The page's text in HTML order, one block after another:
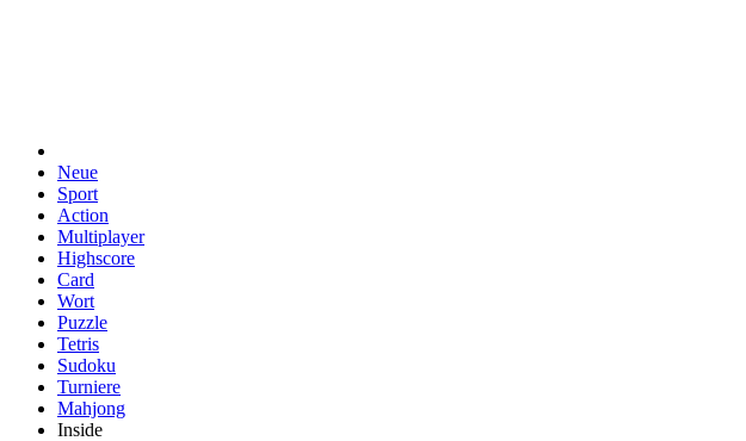
Neue
Sport
Action
Multiplayer
Highscore
Card
Wort
Puzzle
Tetris
Sudoku
Turniere
Mahjong
Inside